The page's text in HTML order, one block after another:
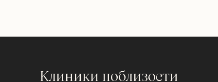
Клиники поблизости